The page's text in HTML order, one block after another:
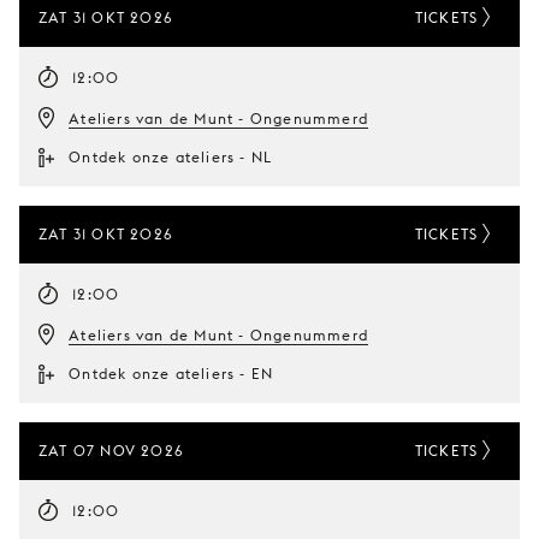
ZAT 31 OKT 2026
12:00
Ateliers van de Munt - Ongenummerd
Ontdek onze ateliers - NL
TICKETS
ZAT 31 OKT 2026
12:00
Ateliers van de Munt - Ongenummerd
Ontdek onze ateliers - EN
TICKETS
ZAT 07 NOV 2026
12:00
TICKETS